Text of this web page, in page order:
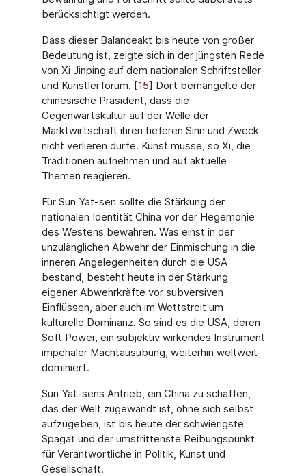
berücksichtigt werden.
Dass dieser Balanceakt bis heute von großer
Bedeutung ist, zeigte sich in der jüngsten Rede
von Xi Jinping auf dem nationalen Schriftsteller-
und Künstlerforum. [15] Dort bemängelte der
chinesische Präsident, dass die
Gegenwartskultur auf der Welle der
Marktwirtschaft ihren tieferen Sinn und Zweck
nicht verlieren dürfe. Kunst müsse, so Xi, die
Traditionen aufnehmen und auf aktuelle
Themen reagieren.
Für Sun Yat-sen sollte die Stärkung der
nationalen Identität China vor der Hegemonie
des Westens bewahren. Was einst in der
unzulänglichen Abwehr der Einmischung in die
inneren Angelegenheiten durch die USA
bestand, besteht heute in der Stärkung
eigener Abwehrkräfte vor subversiven
Einflüssen, aber auch im Wettstreit um
kulturelle Domi­nanz. So sind es die USA, deren
Soft Power, ein subjektiv wirkendes Instrument
imperi­aler Machtausübung, weiterhin weltweit
dominiert.
Sun Yat-sens Antrieb, ein China zu schaffen,
das der Welt zugewandt ist, ohne sich selbst
aufzugeben, ist bis heute der schwierigste
Spagat und der umstrittenste Rei­bungspunkt
für Verantwortliche in Politik, Kunst und
Gesellschaft.